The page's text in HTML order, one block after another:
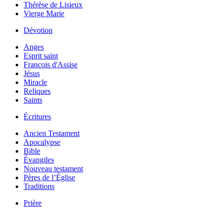
Thérèse de Lisieux
Vierge Marie
Dévotion
Anges
Esprit saint
François d'Assise
Jésus
Miracle
Reliques
Saints
Écritures
Ancien Testament
Apocalypse
Bible
Évangiles
Nouveau testament
Pères de l’Église
Traditions
Prière